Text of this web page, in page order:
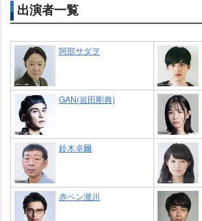
出演者一覧
阿部サダヲ
GAN(岩田剛典)
鈴木卓爾
赤ペン瀧川